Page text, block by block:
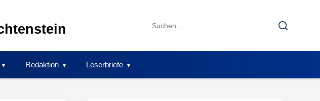
Search
Search
Redaktion Leserbriefe